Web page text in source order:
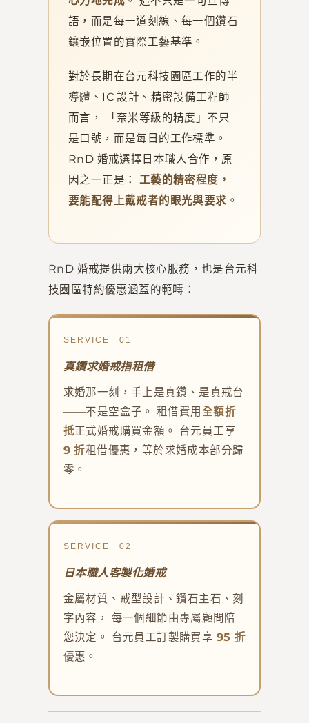
語，而是每一道刻線、每一個鑽石
鑲嵌位置的實際工藝基準。
對於長期在台元科技園區工作的半
導體、IC 設計、精密設備工程師
而言， 「奈米等級的精度」不只
是口號，而是每日的工作標準。
RnD 婚戒選擇日本職人合作，原
因之一正是： 工藝的精密程度，
要能配得上戴戒者的眼光與要求 。
RnD 婚戒提供兩大核心服務，也是台元科
技園區特約優惠涵蓋的範疇：
SERVICE 01
真鑽求婚戒指租借
求婚那一刻，手上是真鑽、是真戒台
——不是空盒子。 租借費用 全額折
抵正式婚戒購買金額。 台元員工享
9 折租借優惠，等於求婚成本部分歸
零。
SERVICE 02
日本職人客製化婚戒
金屬材質、戒型設計、鑽石主石、刻
字內容， 每一個細節由專屬顧問陪
您決定。 台元員工訂製購買享 95 折
優惠。